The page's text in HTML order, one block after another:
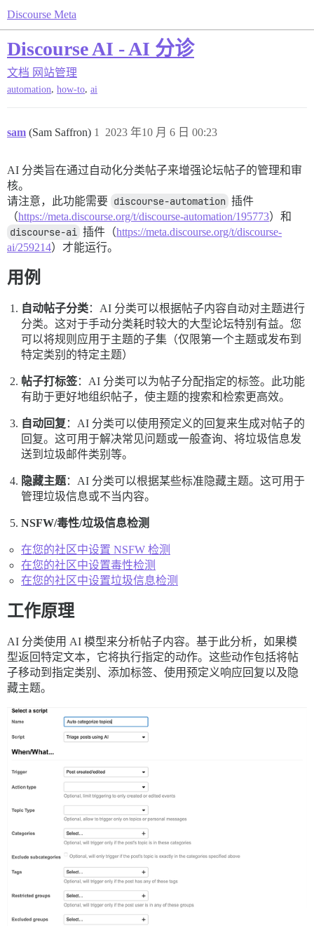
Discourse Meta
Discourse AI - AI 分诊
文档 网站管理
automation, how-to, ai
sam (Sam Saffron) 2023 年10 月 6 日 00:23
1
AI 分类旨在通过自动化分类帖子来增强论坛帖子的管理和审
核。
请注意，此功能需要 discourse-automation 插件
（https://meta.discourse.org/t/discourse-automation/195773）和
discourse-ai 插件（https://meta.discourse.org/t/discourse-
ai/259214）才能运行。
用例
自动帖子分类：AI 分类可以根据帖子内容自动对主题进行
分类。这对于手动分类耗时较大的大型论坛特别有益。您
可以将规则应用于主题的子集（仅限第一个主题或发布到
特定类别的特定主题）
帖子打标签：AI 分类可以为帖子分配指定的标签。此功能
有助于更好地组织帖子，使主题的搜索和检索更高效。
自动回复 ：AI 分类可以使用预定义的回复来生成对帖子的
回复。这可用于解决常见问题或一般查询、将垃圾信息发
送到垃圾邮件类别等。
隐藏主题：AI 分类可以根据某些标准隐藏主题。这可用于
管理垃圾信息或不当内容。
NSFW/毒性/垃圾信息检测
在您的社区中设置 NSFW 检测
在您的社区中设置毒性检测
在您的社区中设置垃圾信息检测
工作原理
AI 分类使用 AI 模型来分析帖子内容。基于此分析，如果模
型返回特定文本，它将执行指定的动作。这些动作包括将帖
子移动到指定类别、添加标签、使用预定义响应回复以及隐
藏主题。